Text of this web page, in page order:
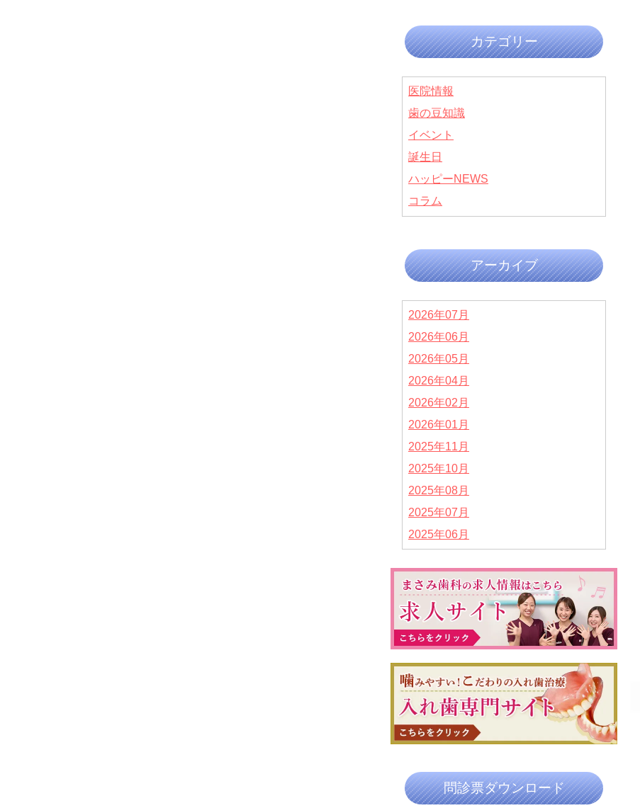
カテゴリー
医院情報
歯の豆知識
イベント
誕生日
ハッピーNEWS
コラム
アーカイブ
2026年07月
2026年06月
2026年05月
2026年04月
2026年02月
2026年01月
2025年11月
2025年10月
2025年08月
2025年07月
2025年06月
2025年04月
2025年02月
2025年01月
2024年12月
2024年11月
2024年10月
2024年09月
2024年08月
2024年05月
2024年04月
問診票ダウンロード